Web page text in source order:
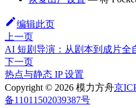
编辑此页
上一页
AI 短剧导演：从剧本到成片全
下一页
热点与静态 IP 设置
Copyright © 2026 模力方舟京
备11011502039387号